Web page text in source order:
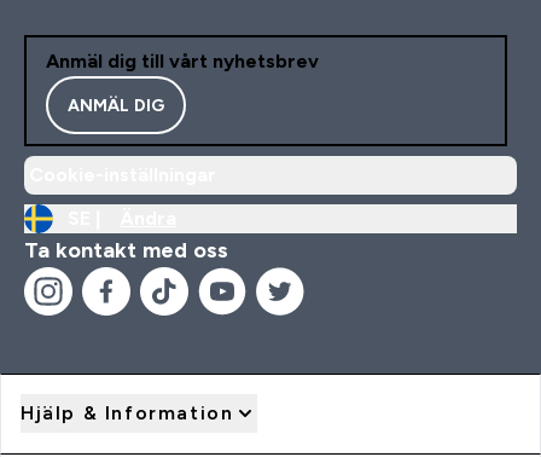
Anmäl dig till vårt nyhetsbrev
ANMÄL DIG
Ta kontakt med oss
Hjälp & Information